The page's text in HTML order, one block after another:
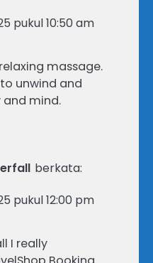
pukul 10:50 am
massage.
unwind and
mind.
berkata:
pukul 12:00 pm
I really